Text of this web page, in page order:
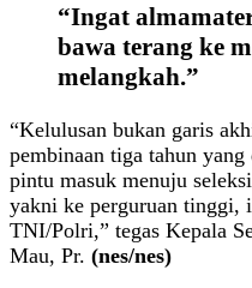
“Ingat
bawa terang ke
melangkah.”
“Kelulusan bukan garis
pembinaan tiga tahun
pintu masuk menuju
yakni ke perguruan tinggi,
TNI/Polri,” tegas Kepala
Mau, Pr. (nes/nes)